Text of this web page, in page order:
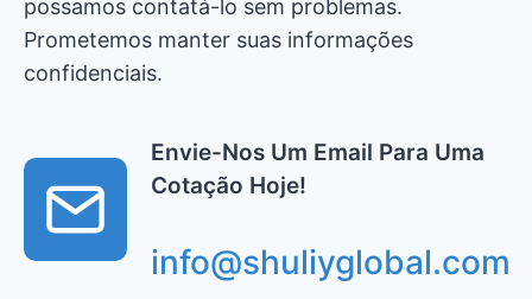
possamos contatá-lo sem problemas.
Prometemos manter suas informações
confidenciais.
Envie-Nos Um Email Para Uma
Cotação Hoje!
info@shuliyglobal.com